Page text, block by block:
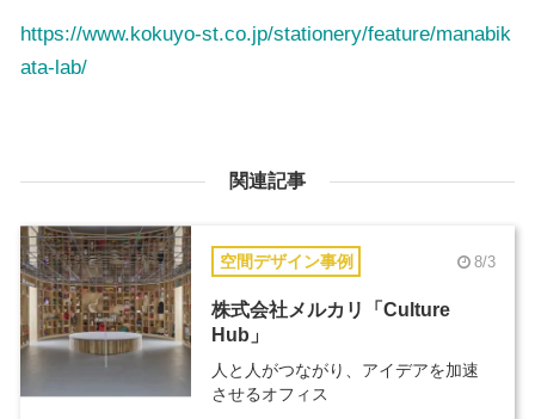
https://www.kokuyo-st.co.jp/stationery/feature/manabik
ata-lab/
関連記事
空間デザイン事例 8/3
株式会社メルカリ「Culture
Hub」
人と人がつながり、アイデアを加速
させるオフィス